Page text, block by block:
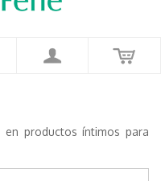
en productos íntimos para